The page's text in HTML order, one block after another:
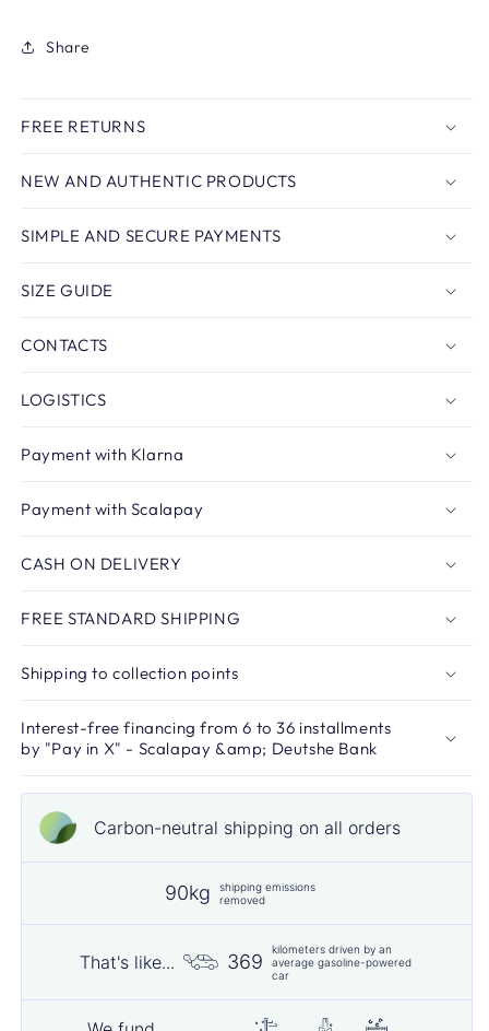
Share
FREE RETURNS
NEW AND AUTHENTIC PRODUCTS
SIMPLE AND SECURE PAYMENTS
SIZE GUIDE
CONTACTS
LOGISTICS
Payment with Klarna
Payment with Scalapay
CASH ON DELIVERY
FREE STANDARD SHIPPING
Shipping to collection points
Interest-free financing from 6 to 36 installments
by "Pay in X" - Scalapay &amp; Deutshe Bank
Carbon-neutral shipping on all orders
90kg
shipping emissions
removed
That's like... 369
kilometers driven by an
average gasoline-powered
car